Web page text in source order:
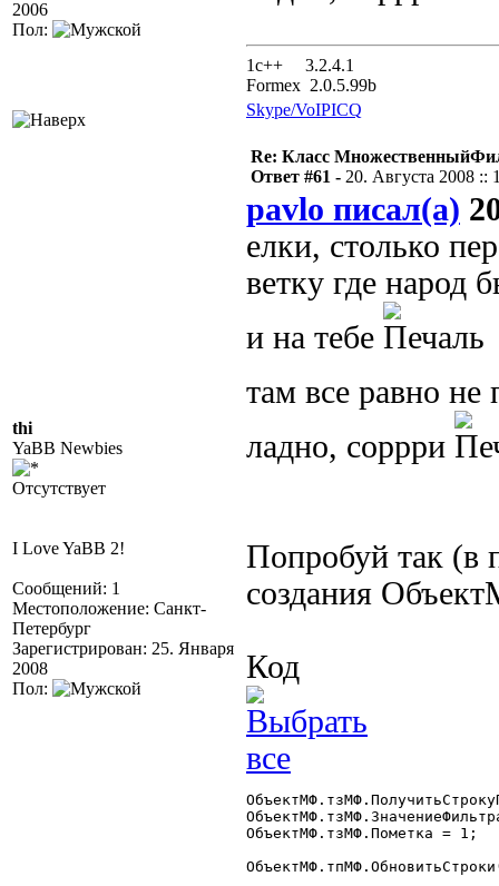
2006
Пол:
1с++ 3.2.4.1
Formex 2.0.5.99b
Skype/VoIPICQ
thi
YaBB Newbies
Отсутствует
I Love YaBB 2!
Сообщений: 1
Местоположение: Санкт-
Петербург
Зарегистрирован: 25. Января
2008
Пол:
Re: Класс
Ответ #61 - 20. Августа 2008 ::
pavlo писал(а)
елки, столько
ветку где народ
и на тебе
там все равно не
ладно, соррри
Попробуй так (в
создания
Код
ОбъектМФ.тзМФ.Пометка = 1;